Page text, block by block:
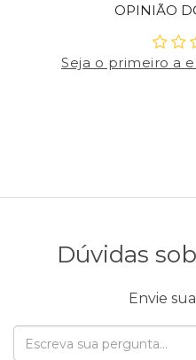
OPINIÃO
Seja o primeiro a
Dúvidas
Envie